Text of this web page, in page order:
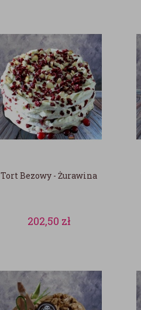
Tort Bezowy - Żurawina
202,50 zł